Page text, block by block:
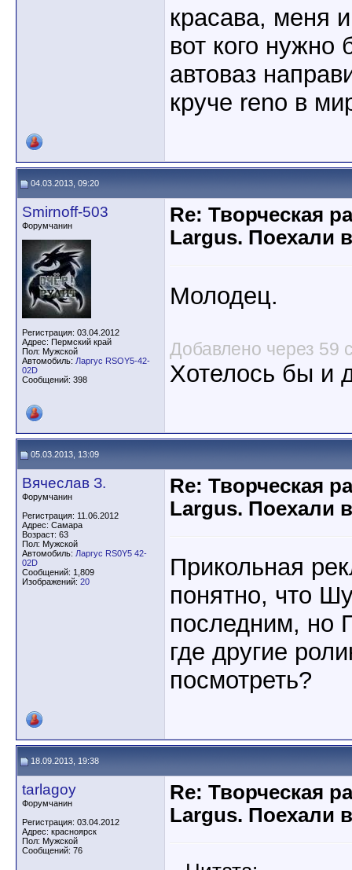
красава, меня
вот кого нужно
автоваз
круче reno в
04.03.2013, 09:20
Smirnoff-503
Форумчанин
Регистрация: 03.04.2012
Адрес: Пермский край
Пол: Мужской
Автомобиль: Ларгус RSOY5-42-
02D
Сообщений: 398
Re: Творческая
Largus. Поехали
Молодец.
Добавлено через 59
Хотелось бы и
05.03.2013, 13:09
Вячеслав З.
Форумчанин
Регистрация: 11.06.2012
Адрес: Самара
Возраст: 63
Пол: Мужской
Автомобиль: Ларгус RS0Y5 42-
02D
Сообщений: 1,809
Изображений: 20
Re: Творческая
Largus. Поехали
Прикольная
понятно, что
последним, но
где другие
посмотреть?
18.09.2013, 19:38
tarlagoy
Форумчанин
Регистрация: 03.04.2012
Адрес: красноярск
Пол: Мужской
Сообщений: 76
Re: Творческая
Largus. Поехали